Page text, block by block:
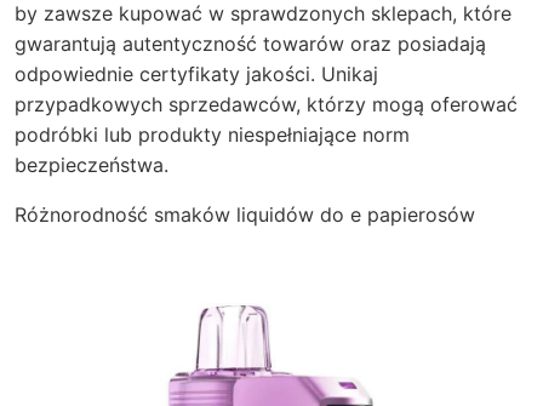
by zawsze kupować w sprawdzonych sklepach, które
gwarantują autentyczność towarów oraz posiadają
odpowiednie certyfikaty jakości. Unikaj
przypadkowych sprzedawców, którzy mogą oferować
podróbki lub produkty niespełniające norm
bezpieczeństwa.
Różnorodność smaków liquidów do e papierosów